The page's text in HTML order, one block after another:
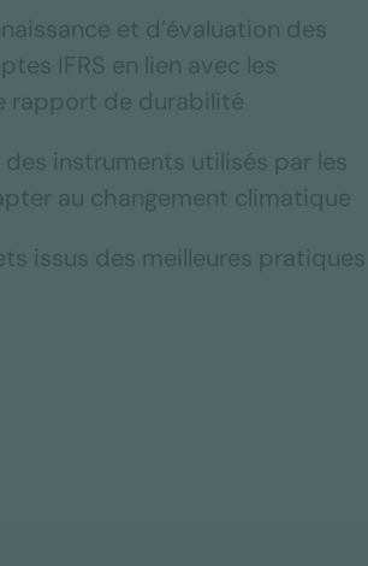
et d’évaluation des
IFRS en lien avec les
rapport de durabilité
instruments utilisés par les
au changement climatique
issus des meilleures pratiques